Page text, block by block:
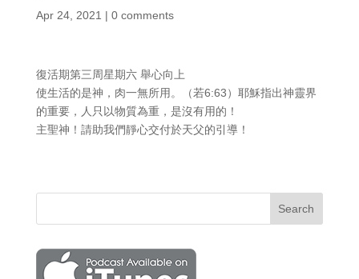
Apr 24, 2021 | 0 comments
復活期第三周星期六 舉心向上
使生活的是神，肉一無所用。（若6:63）耶穌指出神靈界
的重要，人只以物質為重，是沒有用的！
主聖神！請助我們靜心交付於天父的引導！